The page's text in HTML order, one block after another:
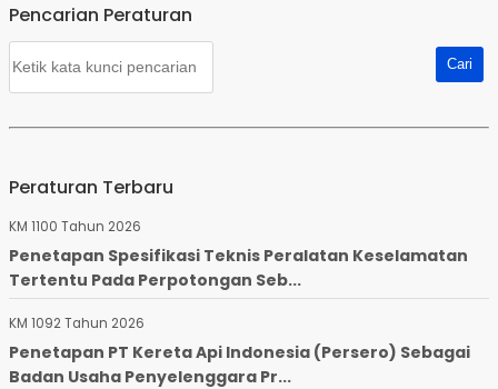
Pencarian Peraturan
Peraturan Terbaru
KM 1100 Tahun 2026
Penetapan Spesifikasi Teknis Peralatan Keselamatan
Tertentu Pada Perpotongan Seb...
KM 1092 Tahun 2026
Penetapan PT Kereta Api Indonesia (Persero) Sebagai
Badan Usaha Penyelenggara Pr...